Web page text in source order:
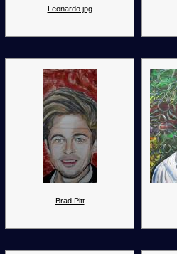
Leonardo.jpg
Brad Pitt